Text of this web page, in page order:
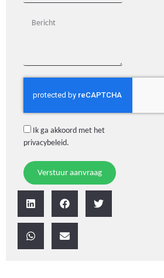
Ik ga akkoord met het
privacybeleid.
Verstuur aanvraag